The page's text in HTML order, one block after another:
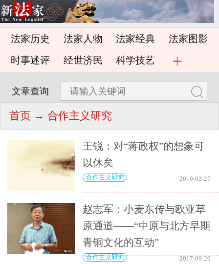
法家历史 法家人物 法家经典 法家图影
时事述评 经世济民 科学技艺
文章查询
首页 → 合作主义研究
王锐：对“蒋政权”的想象可
以休矣
合作主义研究 2019-02-27
赵志军：小麦东传与欧亚草
原通道——“中原与北方早期
青铜文化的互动”
合作主义研究 2017-09-29